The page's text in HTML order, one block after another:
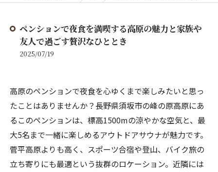
ペンションで夜食を満喫する高原の魅力と家族や
友人で過ごす贅沢なひととき
2025/07/19
高原のペンションで夜食を心ゆくまで楽しみたいと思っ
たことはありませんか？長野県須坂市の峰の原高原にあ
るこのペンションは、標高1500mの涼やかな空気と、最
大5名まで一緒に楽しめるアウトドアサウナが魅力です。
菅平高原よりも高く、スポーツ合宿や登山、バイク旅の
立ち寄りにも最適という抜群のロケーション。近隣には